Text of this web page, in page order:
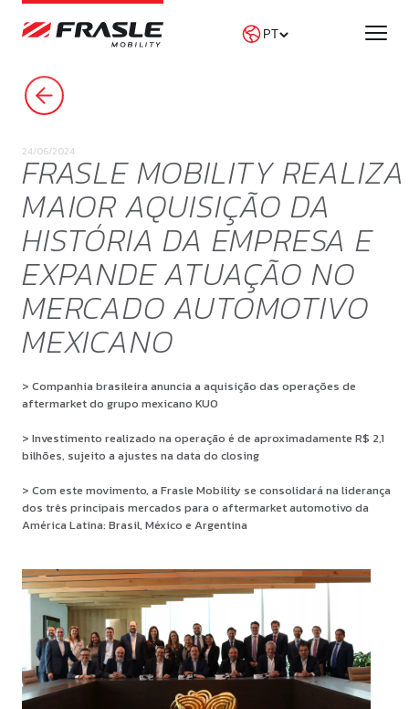
24/06/2024
FRASLE MOBILITY REALIZA
MAIOR AQUISIÇÃO DA
HISTÓRIA DA EMPRESA E
EXPANDE ATUAÇÃO NO
MERCADO AUTOMOTIVO
MEXICANO
> Companhia brasileira anuncia a aquisição das operações de
aftermarketdo grupo mexicano KUO
> Investimento realizado na operação é de aproximadamente R$ 2,1
bilhões, sujeito a ajustes na data do closing
> Com este movimento, a Frasle Mobility se consolidará na liderança
dos três principais mercados para o aftermarketautomotivo da
América Latina: Brasil, México e Argentina